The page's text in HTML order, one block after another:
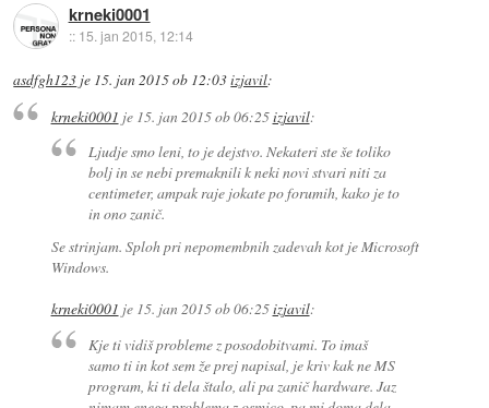
krneki0001
:: 15. jan 2015, 12:14
asdfgh123 je 15. jan 2015 ob 12:03izjavil:
krneki0001 je 15. jan 2015 ob 06:25izjavil:
Ljudje smo leni, to je dejstvo. Nekateri ste še toliko
bolj in se nebi premaknili k neki novi stvari niti za
centimeter, ampak raje jokate po forumih, kako je to
in ono zanič.
Se strinjam. Sploh pri nepomembnih zadevah kot je Microsoft
Windows.
krneki0001 je 15. jan 2015 ob 06:25izjavil:
Kje ti vidiš probleme z posodobitvami. To imaš
samo ti in kot sem že prej napisal, je kriv kak ne MS
program, ki ti dela štalo, ali pa zanič hardware. Jaz